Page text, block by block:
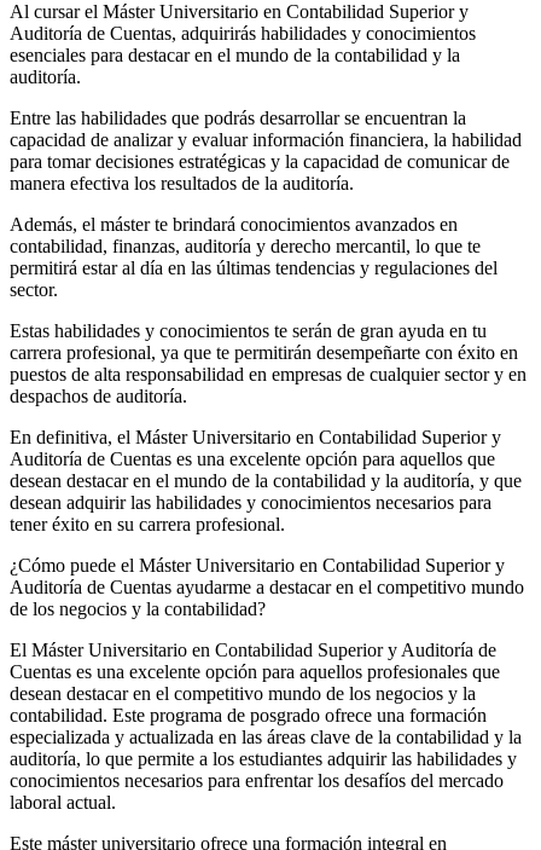
Al cursar el Máster Universitario en Contabilidad Superior y
Auditoría de Cuentas, adquirirás habilidades y conocimientos
esenciales para destacar en el mundo de la contabilidad y la
auditoría.
Entre las habilidades que podrás desarrollar se encuentran la
capacidad de analizar y evaluar información financiera, la habilidad
para tomar decisiones estratégicas y la capacidad de comunicar de
manera efectiva los resultados de la auditoría.
Además, el máster te brindará conocimientos avanzados en
contabilidad, finanzas, auditoría y derecho mercantil, lo que te
permitirá estar al día en las últimas tendencias y regulaciones del
sector.
Estas habilidades y conocimientos te serán de gran ayuda en tu
carrera profesional, ya que te permitirán desempeñarte con éxito en
puestos de alta responsabilidad en empresas de cualquier sector y en
despachos de auditoría.
En definitiva, el Máster Universitario en Contabilidad Superior y
Auditoría de Cuentas es una excelente opción para aquellos que
desean destacar en el mundo de la contabilidad y la auditoría, y que
desean adquirir las habilidades y conocimientos necesarios para
tener éxito en su carrera profesional.
¿Cómo puede el Máster Universitario en Contabilidad Superior y
Auditoría de Cuentas ayudarme a destacar en el competitivo mundo
de los negocios y la contabilidad?
El Máster Universitario en Contabilidad Superior y Auditoría de
Cuentas es una excelente opción para aquellos profesionales que
desean destacar en el competitivo mundo de los negocios y la
contabilidad. Este programa de posgrado ofrece una formación
especializada y actualizada en las áreas clave de la contabilidad y la
auditoría, lo que permite a los estudiantes adquirir las habilidades y
conocimientos necesarios para enfrentar los desafíos del mercado
laboral actual.
Este máster universitario ofrece una formación integral en